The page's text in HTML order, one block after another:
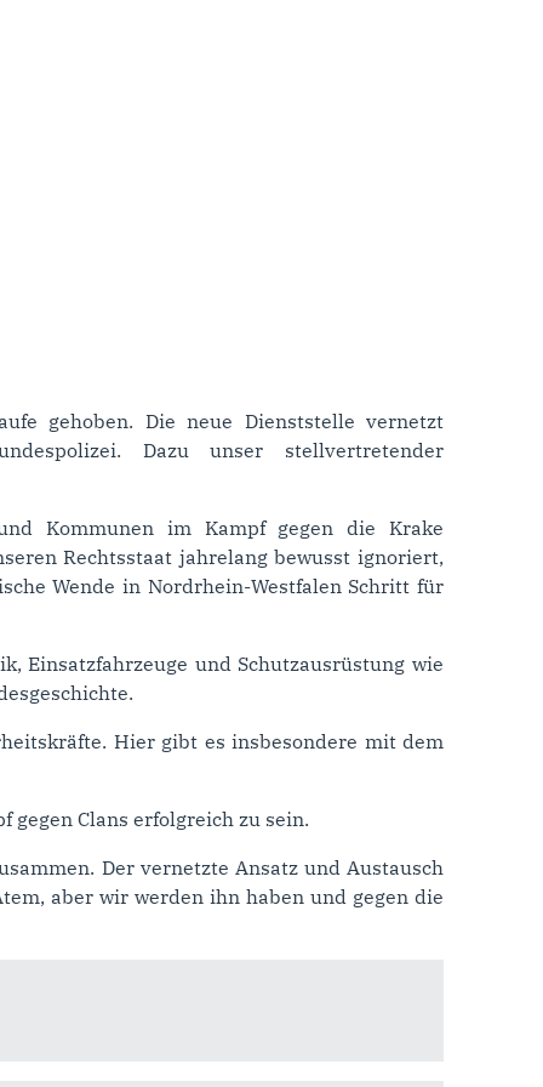
gehoben. Die neue Dienststelle vernetzt
Dazu unser stellvertretender
Kommunen im Kampf gegen die Krake
Rechtsstaat jahrelang bewusst ignoriert,
Wende in Nordrhein-Westfalen Schritt für
Einsatzfahrzeuge und Schutzausrüstung wie
Hier gibt es insbesondere mit dem
Clans erfolgreich zu sein.
Der vernetzte Ansatz und Austausch
aber wir werden ihn haben und gegen die